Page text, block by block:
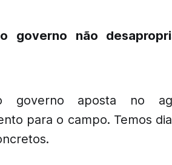
governo não
governo aposta no
para o campo. Temos